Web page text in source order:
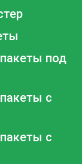
под
с
с